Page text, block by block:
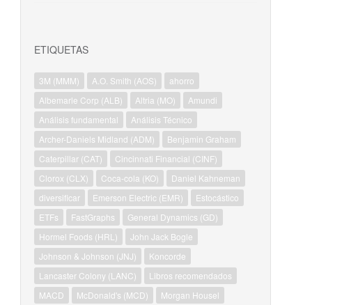
ETIQUETAS
3M (MMM) A.O. Smith (AOS)
ahorro
Albemarle Corp (ALB)
Altria (MO)
Amundi
Análisis fundamental
Análisis Técnico
Archer-Daniels Midland (ADM)
Benjamin Graham
Caterpillar (CAT)
Cincinnati Financial (CINF)
Clorox (CLX)
Coca-cola (KO)
Daniel Kahneman
diversificar
Emerson Electric (EMR)
Estocástico
ETFs
FastGraphs
General Dynamics (GD)
Hormel Foods (HRL)
John Jack Bogle
Johnson & Johnson (JNJ)
Koncorde
Lancaster Colony (LANC)
Libros recomendados
MACD
McDonald's (MCD)
Morgan Housel